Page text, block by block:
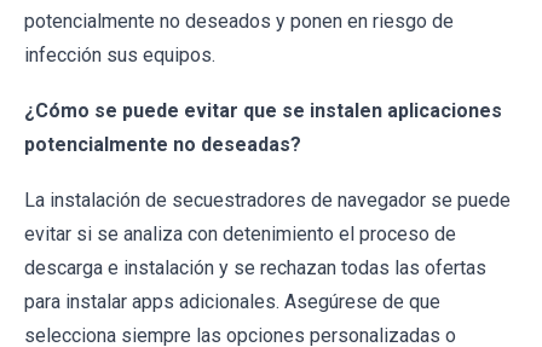
potencialmente no deseados y ponen en riesgo de
infección sus equipos.
¿Cómo se puede evitar que se instalen aplicaciones
potencialmente no deseadas?
La instalación de secuestradores de navegador se puede
evitar si se analiza con detenimiento el proceso de
descarga e instalación y se rechazan todas las ofertas
para instalar apps adicionales. Asegúrese de que
selecciona siempre las opciones personalizadas o